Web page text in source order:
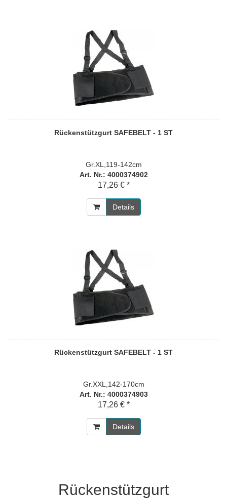
Rückenstützgurt SAFEBELT - 1 ST
Gr.XL,119-142cm
Art. Nr.: 4000374902
17,26 € *
Details
Rückenstützgurt SAFEBELT - 1 ST
Gr.XXL,142-170cm
Art. Nr.: 4000374903
17,26 € *
Details
Rückenstützgurt